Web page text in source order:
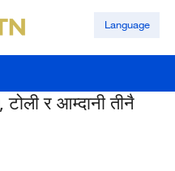
Language
र आम्दानी तीनै